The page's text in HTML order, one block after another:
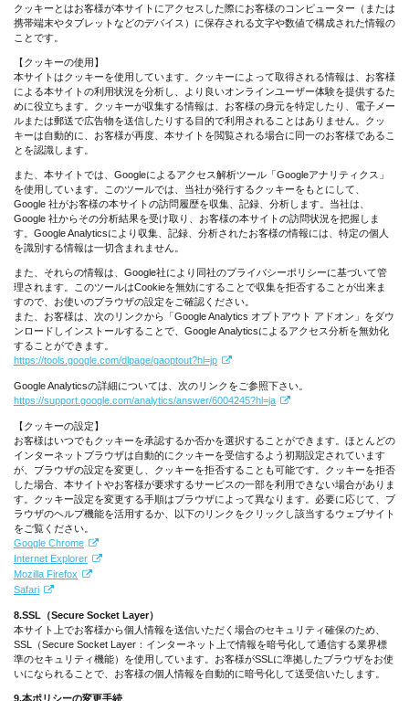
クッキーとはお客様が本サイトにアクセスした際にお客様のコンピューター（または
携帯端末やタブレットなどのデバイス）に保存される文字や数値で構成された情報の
ことです。
【クッキーの使用】
本サイトはクッキーを使用しています。クッキーによって取得される情報は、お客様
による本サイトの利用状況を分析し、より良いオンラインユーザー体験を提供するた
めに役立ちます。クッキーが収集する情報は、お客様の身元を特定したり、電子メー
ルまたは郵送で広告物を送信したりする目的で利用されることはありません。クッ
キーは自動的に、お客様が再度、本サイトを閲覧される場合に同一のお客様であるこ
とを認識します。
また、本サイトでは、 Googleによるアクセス解析ツール「Googleアナリティクス」
を使用しています。このツールでは、当社が発行するクッキーをもとにして、
Google 社がお客様の本サイトの訪問履歴を収集、記録、分析します。当社は、
Google 社からその分析結果を受け取り、お客様の本サイトの訪問状況を把握しま
す。 Google Analyticsにより収集、記録、分析されたお客様の情報には、特定の個人
を識別する情報は一切含まれません。
また、それらの情報は、 Google社により同社のプライバシーポリシーに基づいて管
理されます。このツールはCookieを無効にすることで収集を拒否することが出来ま
すので、お使いのブラウザの設定をご確認ください。
また、お客様は、次のリンクから「Google Analytics オプトアウト アドオン」をダウ
ンロードしインストールすることで、 Google Analyticsによるアクセス分析を無効化
することができます。
https://tools.google.com/dlpage/gaoptout?hl=jp
Google Analyticsの詳細については、次のリンクをご参照下さい。
https://support.google.com/analytics/answer/6004245?hl=ja
【クッキーの設定】
お客様はいつでもクッキーを承認するか否かを選択することができます。ほとんどの
インターネットブラウザは自動的にクッキーを受信するよう初期設定されています
が、ブラウザの設定を変更し、クッキーを拒否することも可能です。クッキーを拒否
した場合、本サイトやお客様が要求するサービスの一部を利用できない場合がありま
す。クッキー設定を変更する手順はブラウザによって異なります。必要に応じて、ブ
ラウザのヘルプ機能を活用するか、以下のリンクをクリックし該当するウェブサイト
をご覧ください。
Google Chrome
Internet Explorer
Mozilla Firefox
Safari
8.SSL （Secure Socket Layer）
本サイト上でお客様から個人情報を送信いただく場合のセキュリティ確保のため、
SSL
（Secure Socket Layer ：インターネット上で情報を暗号化して通信する業界標
準のセキュリティ機能）を使用しています。お客様がSSL に準拠したブラウザをお使
いになられることで、お客様の個人情報を自動的に暗号化して送受信いたします。
9.本ポリシーの変更手続